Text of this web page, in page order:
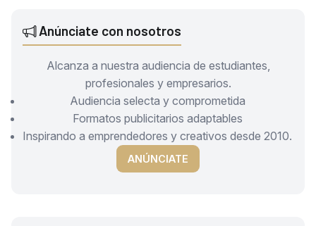
Anúnciate con nosotros
Alcanza a nuestra audiencia de estudiantes,
profesionales y empresarios.
Audiencia selecta y comprometida
Formatos publicitarios adaptables
Inspirando a emprendedores y creativos desde 2010.
ANÚNCIATE